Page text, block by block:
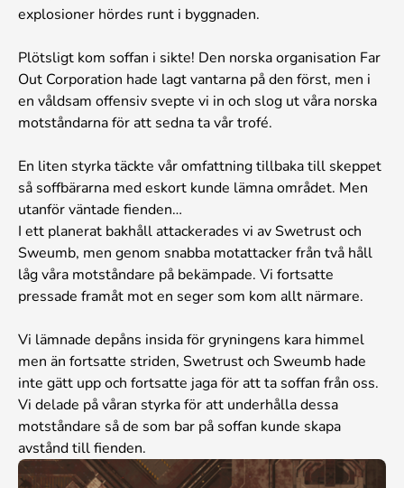
explosioner hördes runt i byggnaden.
Plötsligt kom soffan i sikte! Den norska organisation Far
Out Corporation hade lagt vantarna på den först, men i
en våldsam offensiv svepte vi in och slog ut våra norska
motståndarna för att sedna ta vår trofé.
En liten styrka täckte vår omfattning tillbaka till skeppet
så soffbärarna med eskort kunde lämna området. Men
utanför väntade fienden…
I ett planerat bakhåll attackerades vi av Swetrust och
Sweumb, men genom snabba motattacker från två håll
låg våra motståndare på bekämpade. Vi fortsatte
pressade framåt mot en seger som kom allt närmare.
Vi lämnade depåns insida för gryningens kara himmel
men än fortsatte striden, Swetrust och Sweumb hade
inte gätt upp och fortsatte jaga för att ta soffan från oss.
Vi delade på våran styrka för att underhålla dessa
motståndare så de som bar på soffan kunde skapa
avstånd till fienden.